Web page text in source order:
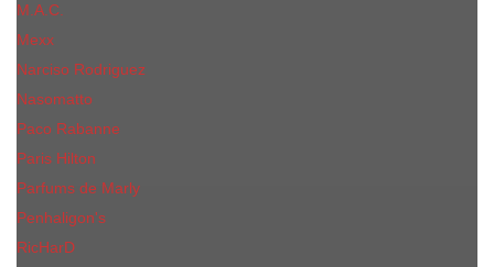
M.А.C.
Mexx
Narciso Rodriguez
Nasomatto
Paco Rabanne
Paris Hilton
Parfums de Marly
Penhaligon​'s
RicHarD